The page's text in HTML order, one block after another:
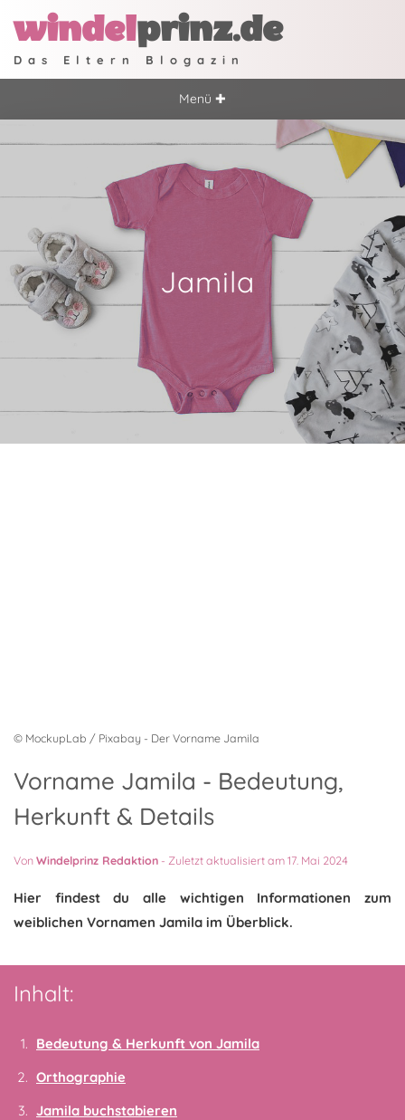
windelprinz.de
Das Eltern Blogazin
Menü ✚
Jamila
© MockupLab / Pixabay - Der Vorname Jamila
Vorname Jamila - Bedeutung,
Herkunft & Details
VonWindelprinz Redaktion - Zuletzt aktualisiert am 17. Mai 2024
Hier findest du alle wichtigen Informationen zum
weiblichen Vornamen Jamila im Überblick.
Inhalt:
Bedeutung & Herkunft von Jamila
Orthographie
Jamila buchstabieren